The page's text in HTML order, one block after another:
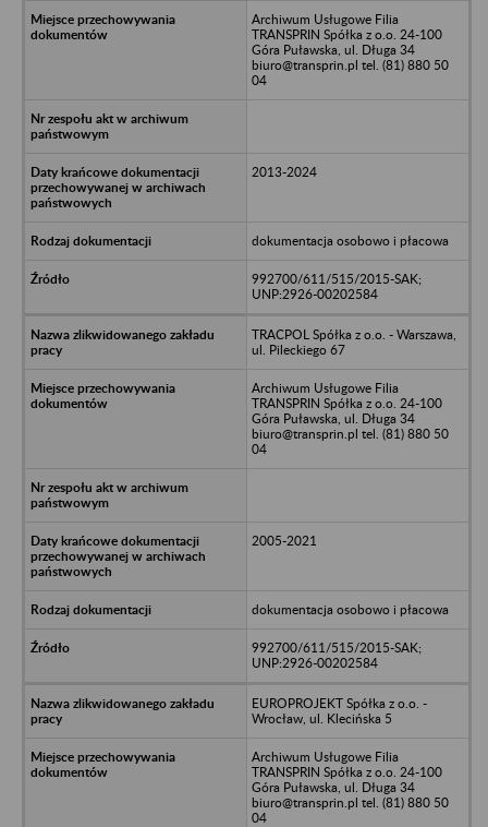
Archiwum Usługowe Filia
TRANSPRIN Spółka z o.o. 24-100
Góra Puławska, ul. Długa 34
biuro@transprin.pl tel. (81) 880 50
04
2013-2024
dokumentacja osobowo i płacowa
992700/611/515/2015-SAK;
UNP:2926-00202584
TRACPOL Spółka z o.o. - Warszawa,
ul. Pileckiego 67
Archiwum Usługowe Filia
TRANSPRIN Spółka z o.o. 24-100
Góra Puławska, ul. Długa 34
biuro@transprin.pl tel. (81) 880 50
04
2005-2021
dokumentacja osobowo i płacowa
992700/611/515/2015-SAK;
UNP:2926-00202584
EUROPROJEKT Spółka z o.o. -
Wrocław, ul. Klecińska 5
Archiwum Usługowe Filia
TRANSPRIN Spółka z o.o. 24-100
Góra Puławska, ul. Długa 34
biuro@transprin.pl tel. (81) 880 50
04